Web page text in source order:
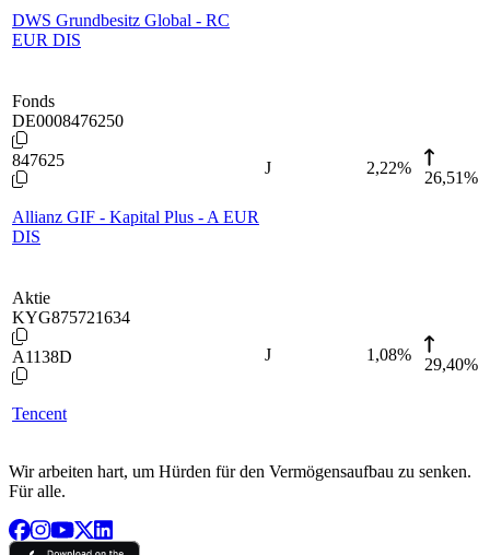
DWS Grundbesitz Global - RC
EUR DIS
Fonds
DE0008476250
847625
Allianz GIF - Kapital Plus - A EUR
DIS
J 2,22%
26,51%
Aktie
KYG875721634
A1138D
Tencent
J 1,08%
29,40%
Wir arbeiten hart, um Hürden für den Vermögensaufbau zu senken.
Für alle.